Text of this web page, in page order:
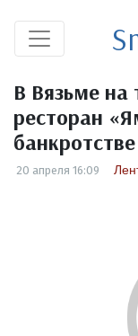
В Вязьме на
ресторан
банкротстве
20 апреля 16:09